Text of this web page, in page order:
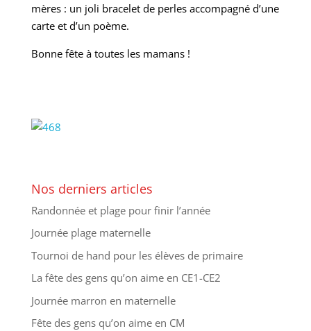
mères : un joli bracelet de perles accompagné d’une
carte et d’un poème.
Bonne fête à toutes les mamans !
Nos derniers articles
Randonnée et plage pour finir l’année
Journée plage maternelle
Tournoi de hand pour les élèves de primaire
La fête des gens qu’on aime en CE1-CE2
Journée marron en maternelle
Fête des gens qu’on aime en CM